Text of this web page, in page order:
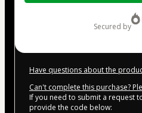
$5.00
secured by
Have questions about the
Can't complete this purchase?
If you need to submit a request
provide the code below: